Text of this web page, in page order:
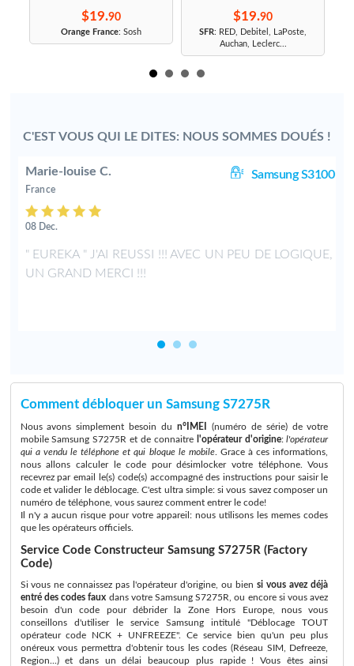
$19.90
Orange France: Sosh
$19.90
SFR: RED, Debitel, LaPoste,
Auchan, Leclerc...
C'EST VOUS QUI LE DITES: NOUS SOMMES DOUÉS !
Marie-louise C. Samsung S3100
France
08 Dec.
" EUREKA " J'AI REUSSI !!! AVEC UN PEU DE LOGIQUE,
UN GRAND MERCI !!!
Comment débloquer un Samsung S7275R
Nous avons simplement besoin du n°IMEI
(numéro de série) de votre
mobile Samsung S7275R et de connaitre l'opérateur d'origine:l'opérateur
qui a vendu le téléphone et qui bloque le mobile. Grace à ces informations,
nous allons calculer le code pour désimlocker votre téléphone. Vous
recevrez par email le(s) code(s) accompagné des instructions pour saisir le
code et valider le déblocage. C'est ultra simple: si vous savez composer un
numéro de téléphone, vous saurez comment entrer le code!
Il n'y a aucun risque pour votre appareil: nous utilisons les memes codes
que les opérateurs officiels.
Service Code Constructeur Samsung S7275R (Factory
Code)
Si vous ne connaissez pas l'opérateur d'origine, ou bien si vous avez déjà
entré des codes faux dans votre Samsung S7275R, ou encore si vous avez
besoin d'un code pour débrider la Zone Hors Europe, nous vous
conseillons d'utiliser le service Samsung intitulé "Déblocage TOUT
opérateur code NCK + UNFREEZE". Ce service bien qu'un peu plus
onéreux vous permettra d'obtenir tous les codes (Réseau SIM, Defreeze,
Region...) et dans un délai beaucoup plus rapide ! Vous êtes ainsi